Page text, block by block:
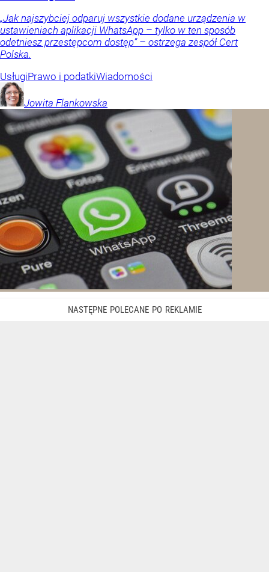
„Jak najszybciej odparuj wszystkie dodane urządzenia w
ustawieniach aplikacji WhatsApp – tylko w ten sposób
odetniesz przestępcom dostęp” – ostrzega zespół Cert
Polska.
UsługiPrawo i podatkiWiadomości
Jowita Flankowska